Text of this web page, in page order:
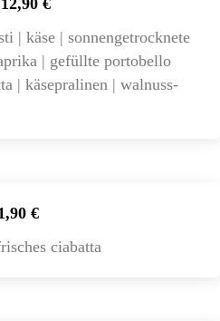
| käse | sonnengetrocknete
| gefüllte portobello
| käsepralinen | walnuss-
€
ciabatta